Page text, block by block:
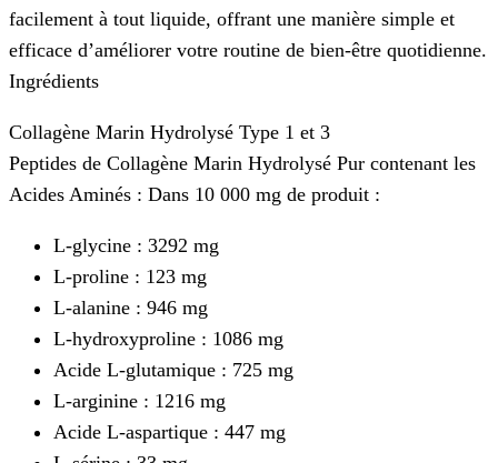
facilement à tout liquide, offrant une manière simple et
efficace d’améliorer votre routine de bien-être quotidienne.
Ingrédients
Collagène Marin Hydrolysé Type 1 et 3
Peptides de Collagène Marin Hydrolysé Pur contenant les
Acides Aminés : Dans 10 000 mg de produit :
L-glycine : 3292 mg
L-proline : 123 mg
L-alanine : 946 mg
L-hydroxyproline : 1086 mg
Acide L-glutamique : 725 mg
L-arginine : 1216 mg
Acide L-aspartique : 447 mg